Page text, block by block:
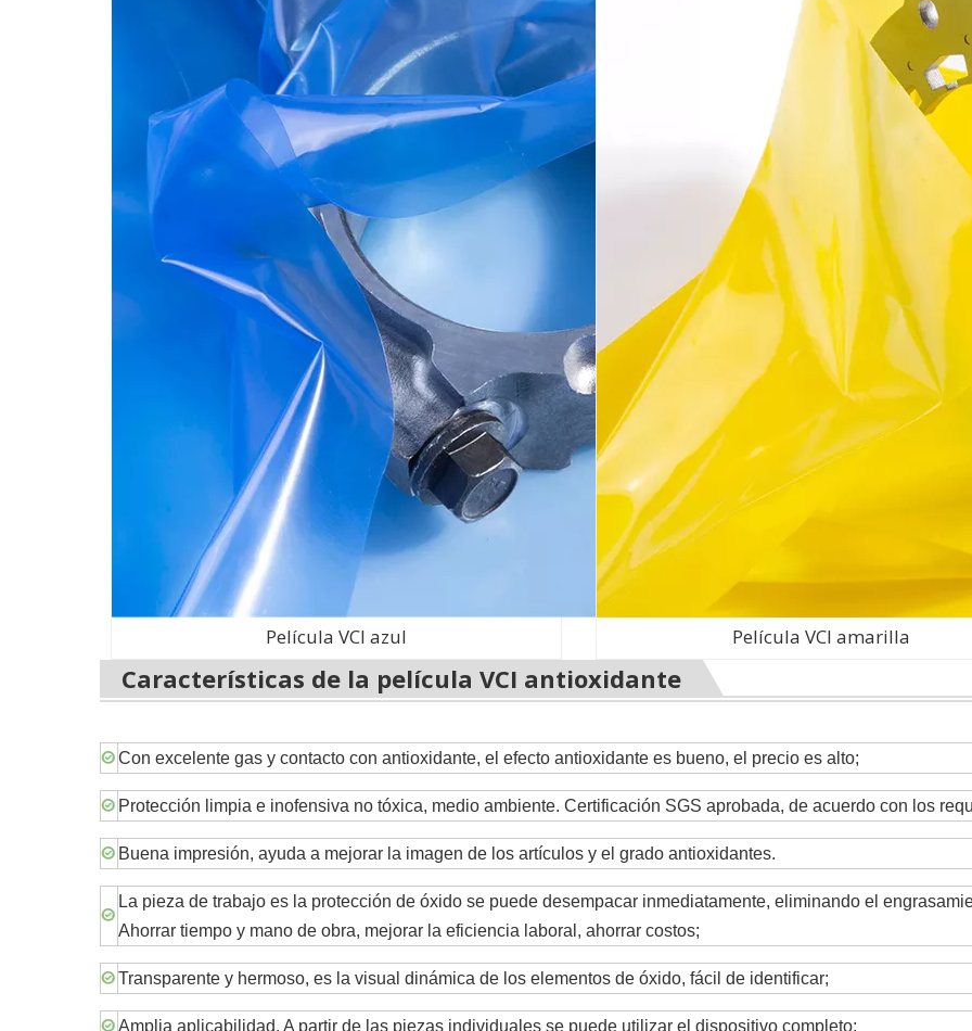
Película VCI azul Película VCI amarilla
Características de la película VCI antioxidante
Con excelente gas y contacto con antioxidante, el efecto antioxidante es bueno, el precio es alto;
Protección limpia e inofensiva no tóxica, medio ambiente. Certificación SGS aprobada, de acuerdo con los
Buena impresión, ayuda a mejorar la imagen de los artículos y el grado antioxidantes.
La pieza de trabajo es la protección de óxido se puede desempacar inmediatamente, eliminando el
Ahorrar tiempo y mano de obra, mejorar la eficiencia laboral, ahorrar costos;
Transparente y hermoso, es la visual dinámica de los elementos de óxido, fácil de identificar;
Amplia aplicabilidad. A partir de las piezas individuales se puede utilizar el dispositivo completo;